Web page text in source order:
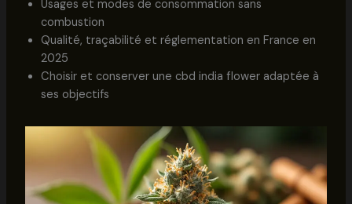
Usages et modes de consommation sans
combustion
Qualité, traçabilité et réglementation en France en
2025
Choisir et conserver une cbd india flower adaptée à
ses objectifs